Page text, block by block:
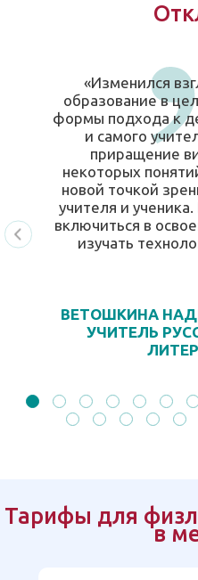
«Изменился
образование в
формы подхода к
и самого
приращение
некоторых
новой точкой
учителя и
включиться в
изучать
ВЕТОШКИНА
УЧИТЕЛЬ
Тарифы для
в